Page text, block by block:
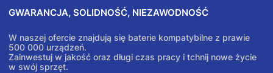
GWARANCJA, SOLIDNOŚĆ, NIEZAWODNOŚĆ
W naszej ofercie znajdują się baterie kompatybilne z prawie
500 000 urządzeń.
Zainwestuj w jakość oraz długi czas pracy i tchnij nowe życie
w swój sprzęt.